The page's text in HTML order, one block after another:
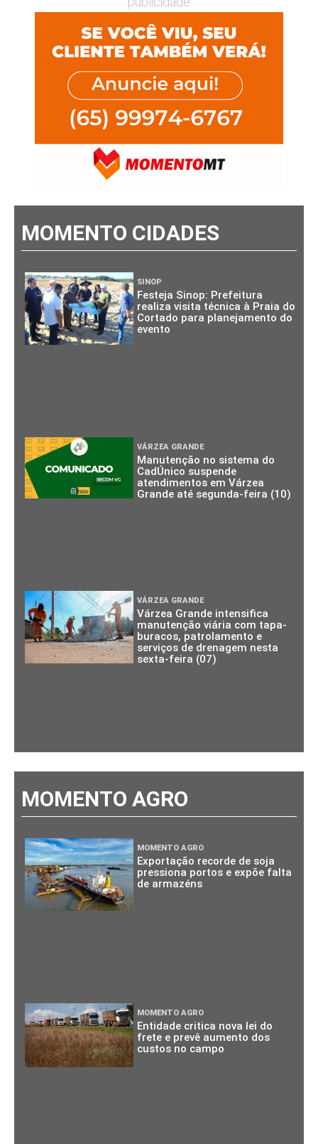
MOMENTO CIDADES
SINOP
Festeja Sinop: Prefeitura
realiza visita técnica à Praia do
Cortado para planejamento do
evento
VÁRZEA GRANDE
Manutenção no sistema do
CadÚnico suspende
atendimentos em Várzea
Grande até segunda-feira (10)
VÁRZEA GRANDE
Várzea Grande intensifica
manutenção viária com tapa-
buracos, patrolamento e
serviços de drenagem nesta
sexta-feira (07)
MOMENTO AGRO
MOMENTO AGRO
Exportação recorde de soja
pressiona portos e expõe falta
de armazéns
MOMENTO AGRO
Entidade critica nova lei do
frete e prevê aumento dos
custos no campo